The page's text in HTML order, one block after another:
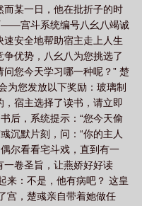
某一日，他在批折子的时
——宫斗系统编号八幺八竭诚
安全地帮助宿主走上人生
争优势，八幺八为您挑选了
您今天学习哪一种呢？” 楚
为您发放以下奖励：玻璃制
，宿主选择了读书，请立即
后，系统提示：“您今天偷
沉默片刻，问：“你的主人
尔看看宅斗戏，直到有一
一卷圣旨，让燕娇好好读
来：不是，他有病吧？ 这皇
宫，楚彧亲自带着她做任